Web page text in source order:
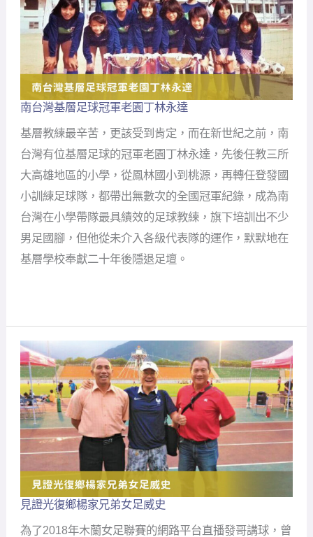
南台灣基層足球冠軍老園丁林永達
基層教練最辛苦，更該受到肯定，而在新世紀之前，南
台灣有位基層足球的冠軍老園丁林永達，先後任教三所
大高雄地區的小學，從鳳林國小到桃源，再轉任登發國
小訓練足球隊，都帶出無數次的全國冠軍紀錄，成為南
台灣在小學帶隊最具績效的足球教練，旗下培訓出不少
男足國腳，但他從未介入各級代表隊的運作，默默地在
基層學校奉獻二十年後隱退足壇。
南
灣
基
層
足
球
冠
軍
老
園
丁
見證光復鄉楊家兄弟女足威史
為了2018年木蘭女足聯賽的網路平台直播發哥講球，曾
見
光